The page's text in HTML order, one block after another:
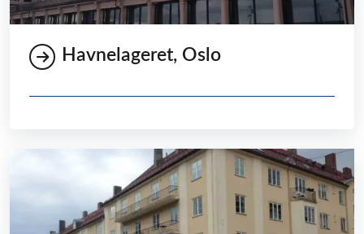
Havnelageret, Oslo